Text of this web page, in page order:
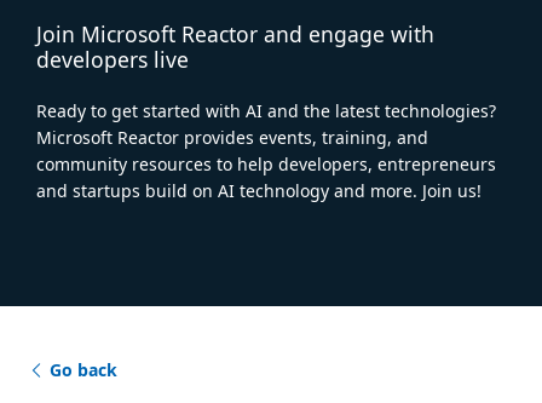
Join Microsoft Reactor and engage with
developers live
Ready to get started with AI and the latest technologies?
Microsoft Reactor provides events, training, and
community resources to help developers, entrepreneurs
and startups build on AI technology and more. Join us!
Go back